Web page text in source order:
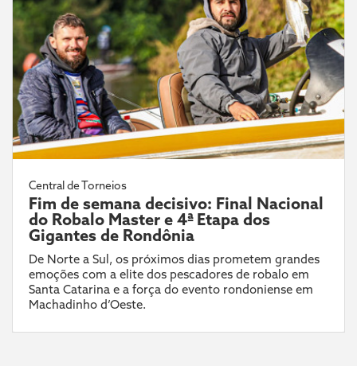
Central de Torneios
Fim de semana decisivo: Final Nacional
do Robalo Master e 4ª Etapa dos
Gigantes de Rondônia
De Norte a Sul, os próximos dias prometem grandes
emoções com a elite dos pescadores de robalo em
Santa Catarina e a força do evento rondoniense em
Machadinho d’Oeste.